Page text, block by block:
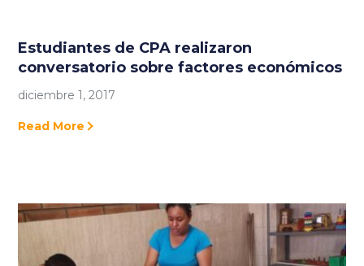
Estudiantes de CPA realizaron
conversatorio sobre factores económicos
diciembre 1, 2017
Read More